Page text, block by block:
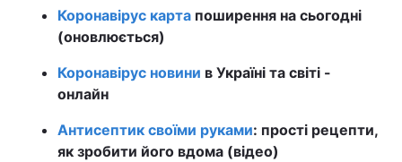
Коронавірус карта поширення на сьогодні
(оновлюється)
Коронавірус новини в Україні та світі -
онлайн
Антисептик своїми руками: прості рецепти,
як зробити його вдома (відео)